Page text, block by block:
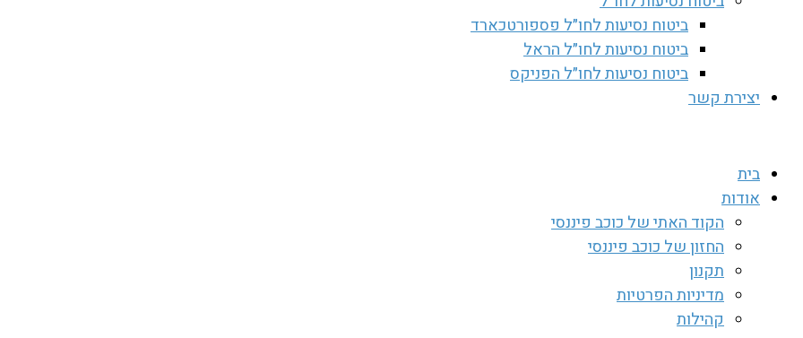
ביטוח נסיעות לחו״ל פספורטכארד
ביטוח נסיעות לחו״ל הראל
ביטוח נסיעות לחו״ל הפניקס
יצירת קשר
בית
אודות
הקוד האתי של כוכב פיננסי
החזון של כוכב פיננסי
תקנון
מדיניות הפרטיות
קהילות